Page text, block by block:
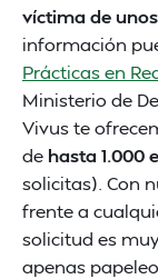
víctima de
información
Prácticas en
Ministerio de
Vivus te
de hasta 1.000
solicitas). Con
frente a
solicitud es
apenas